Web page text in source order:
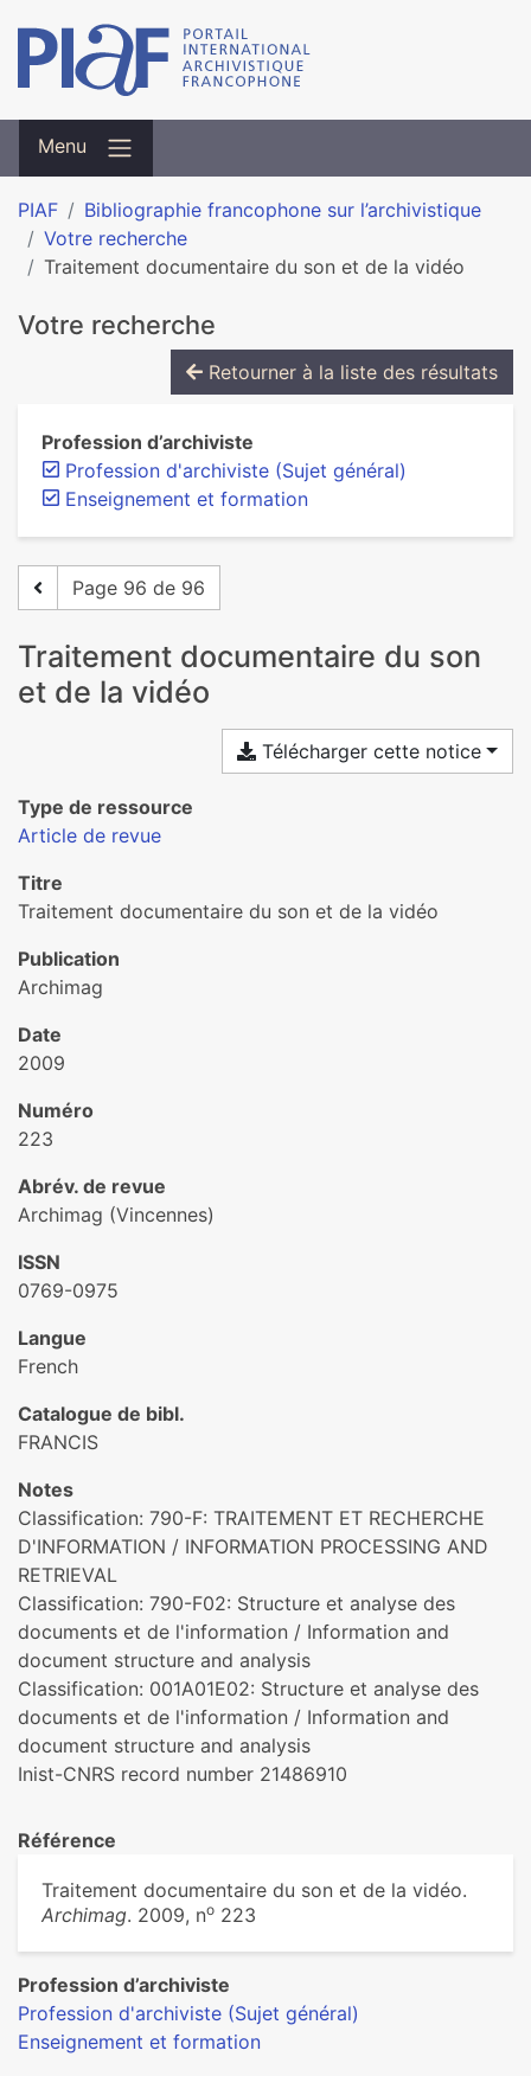
Menu
PIAF
Bibliographie francophone sur l’archivistique
Votre recherche
Traitement documentaire du son et de la vidéo
Votre recherche
Retourner à la liste des résultats
Profession d’archiviste
Profession d'archiviste (Sujet général)
Enseignement et formation
Page 96 de 96
Traitement documentaire du son
et de la vidéo
Télécharger cette notice
Type de ressource
Article de revue
Titre
Traitement documentaire du son et de la vidéo
Publication
Archimag
Date
2009
Numéro
223
Abrév. de revue
Archimag (Vincennes)
ISSN
0769-0975
Langue
French
Catalogue de bibl.
FRANCIS
Notes
Classification: 790-F: TRAITEMENT ET RECHERCHE
D'INFORMATION / INFORMATION PROCESSING AND
RETRIEVAL
Classification: 790-F02: Structure et analyse des
documents et de l'information / Information and
document structure and analysis
Classification: 001A01E02: Structure et analyse des
documents et de l'information / Information and
document structure and analysis
Inist-CNRS record number 21486910
Référence
Traitement documentaire du son et de la vidéo.
Archimag. 2009, no 223
Profession d’archiviste
Profession d'archiviste (Sujet général)
Enseignement et formation